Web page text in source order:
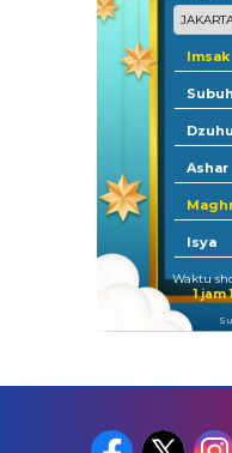
Imsak
Subuh
Ashar
Isya
Waktu
1 jam